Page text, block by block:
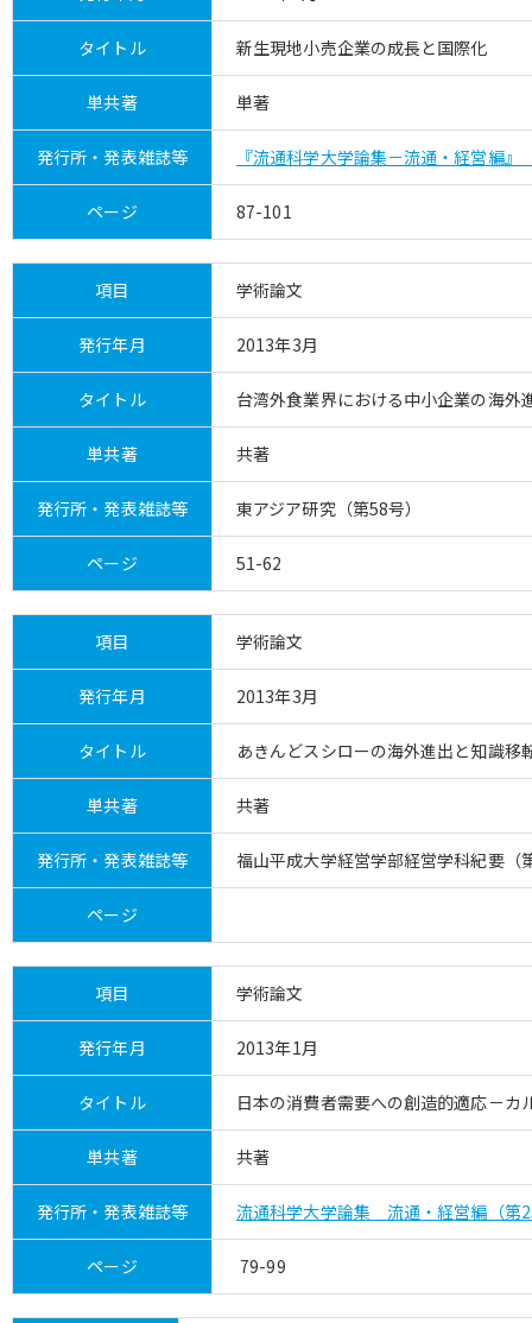
タイトル 新生現地小売企業の成長と国際化
単共著 単著
発行所・発表雑誌等 『流通科学大学論集－流通・経営編
ページ 87-101
項目 学術論文
発行年月 2013年3月
タイトル 台湾外食業界における中小企業の海外
単共著 共著
発行所・発表雑誌等 東アジア研究（第58号）
ページ 51-62
項目 学術論文
発行年月 2013年3月
タイトル あきんどスシローの海外進出と知識移
単共著 共著
発行所・発表雑誌等 福山平成大学経営学部経営学科紀要（
ページ
項目 学術論文
発行年月 2013年1月
タイトル 日本の消費者需要への創造的適応－
単共著 共著
発行所・発表雑誌等 流通科学大学論集 流通・経営編（第
ページ 79-99